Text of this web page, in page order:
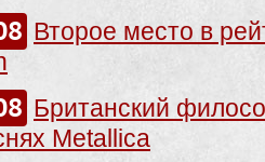
Второе место в
Британский
Metallica